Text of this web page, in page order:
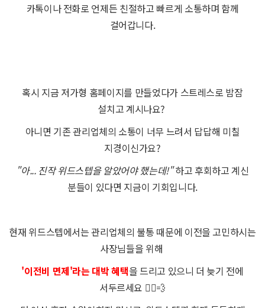
카톡이나 전화로 언제든 친절하고 빠르게 소통하며 함께
걸어갑니다.
혹시 지금 저가형 홈페이지를 만들었다가 스트레스로 밤잠
설치고 계시나요?
아니면 기존 관리업체의 소통이 너무 느려서 답답해 미칠
지경이신가요?
"아... 진작 위드스텝을 알았어야 했는데!"하고 후회하고 계신
분들이 있다면 지금이 기회입니다.
현재 위드스텝에서는 관리업체의 불통 때문에 이전을 고민하시는
사장님들을 위해
'이전비 면제'라는 대박 혜택을 드리고 있으니 더 늦기 전에
서두르세요 🏃‍♂️💨